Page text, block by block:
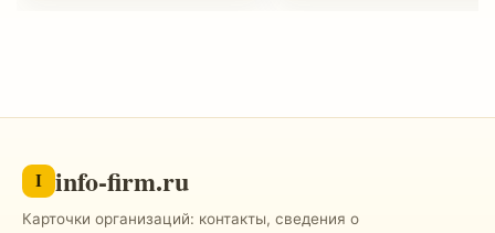
I info-firm.ru
Карточки организаций: контакты, сведения о